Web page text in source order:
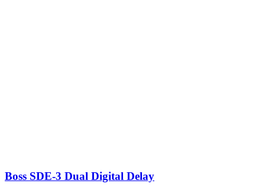
Boss SDE-3 Dual Digital Delay